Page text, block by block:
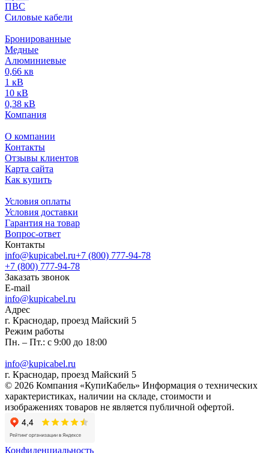
ПВС
Силовые кабели
Бронированные
Медные
Алюминиевые
0,66 кв
1 кВ
10 кВ
0,38 кВ
Компания
О компании
Контакты
Отзывы клиентов
Карта сайта
Как купить
Условия оплаты
Условия доставки
Гарантия на товар
Вопрос-ответ
Контакты
info@kupicabel.ru+7 (800) 777-94-78
+7 (800) 777-94-78
Заказать звонок
E-mail
info@kupicabel.ru
Адрес
г. Краснодар, проезд Майский 5
Режим работы
Пн. – Пт.: с 9:00 до 18:00
info@kupicabel.ru
г. Краснодар, проезд Майский 5
© 2026 Компания «КупиКабель» Информация о технических
характеристиках, наличии на складе, стоимости и
изображениях товаров не является публичной офертой.
Конфиденциальность